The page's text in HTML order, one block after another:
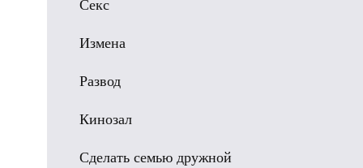
Секс
Измена
Развод
Кинозал
Сделать семью дружной